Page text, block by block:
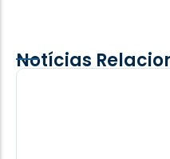
Notícias